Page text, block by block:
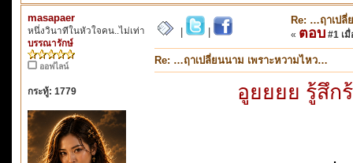
masapaer
หนึ่งวินาทีในหัวใจคน..ไม่เท่า
บรรณารักษ์
ออฟไลน์
กระทู้: 1779
Re: …ฤาเปลี่
« ตอบ #1 เมื่
Re: …ฤาเปลี่ยนนาม เพราะหวามไหว…
อูยยยย รู้สึก